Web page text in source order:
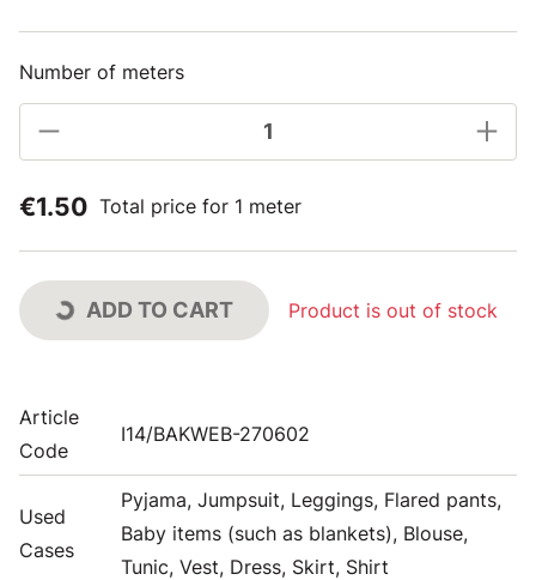
Number of meters
€1.50 Total price for 1 meter
ADD TO CART Product is out of stock
Article
Code
I14/BAKWEB-270602
Used
Cases
Pyjama, Jumpsuit, Leggings, Flared pants,
Baby items (such as blankets), Blouse,
Tunic, Vest, Dress, Skirt, Shirt